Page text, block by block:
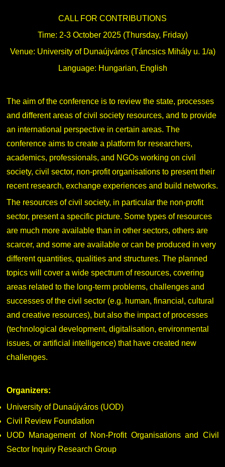
EHÖK
Kiemelt ösztöndíjak
Nemzetközi Lehetőségek
Szolgáltatások
GY.I.K.
DUE Hallgatói laptop használati segédlet
Kerpely Antal Szakkollégium KASZK
HASIT
K+F+I
Átjelentkezőknek
Online Studium
Képzési Életpályamodell
Atomerőművi Képzési Bázis
Telefonkönyv
Együttműködő partnereink
CALL FOR CONTRIBUTIONS
Time: 2-3 October 2025 (Thursday, Friday)
Venue: University of Dunaújváros (Táncsics Mihály u. 1/a)
Language: Hungarian, English
The aim of the conference is to review the state, processes
and different areas of civil society resources, and to provide
an international perspective in certain areas. The
conference aims to create a platform for researchers,
academics, professionals, and NGOs working on civil
society, civil sector, non-profit organisations to present their
recent research, exchange experiences and build networks.
The resources of civil society, in particular the non-profit
sector, present a specific picture. Some types of resources
are much more available than in other sectors, others are
scarcer, and some are available or can be produced in very
different quantities, qualities and structures. The planned
topics will cover a wide spectrum of resources, covering
areas related to the long-term problems, challenges and
successes of the civil sector (e.g. human, financial, cultural
and creative resources), but also the impact of processes
(technological development, digitalisation, environmental
issues, or artificial intelligence) that have created new
challenges.
Organizers:
University of Dunaújváros (UOD)
Civil Review Foundation
UOD Management of Non-Profit Organisations and Civil
Sector Inquiry Research Group